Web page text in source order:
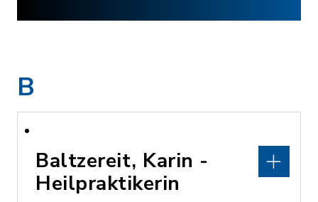
B
Baltzereit, Karin -
Heilpraktikerin